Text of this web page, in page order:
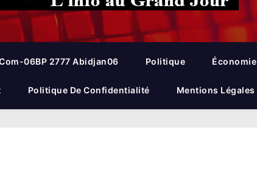
06BP 2777 Abidjan06 Politique Économie
Politique De Confidentialité Mentions Légales